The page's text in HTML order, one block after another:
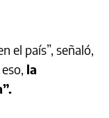
el país”, señaló,
la